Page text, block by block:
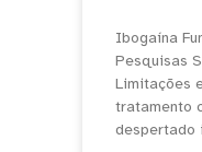
Ibogaína
Pesquisas
Limitações
tratamento
despertado